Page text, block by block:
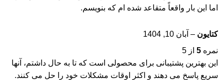
اما این بار واقعاً متقاعد شده ام که بنویسم.
کتایون – آبان 10, 1404
نمره 5 از 5
این بهترین پشتیبانی برای محصولی است که تا به حال داشتم، آنها
سریع پاسخ می دهند و اکثر اوقات مشکلات خود را حل می کنند.